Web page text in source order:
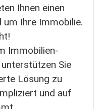
Ihnen einen
um Ihre Immobilie.
Immobilien-
Sie
Lösung zu
und auf